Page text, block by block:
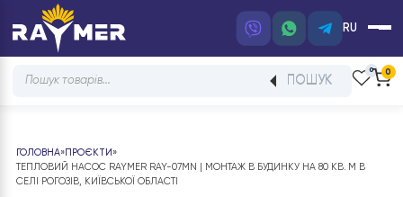
RU
Products
ПОШУК
ГОЛОВНА» ПРОЄКТИ »
ТЕПЛОВИЙ НАСОС RAYMER RAY-07MN | МОНТАЖ В БУДИНКУ НА 80 КВ. М